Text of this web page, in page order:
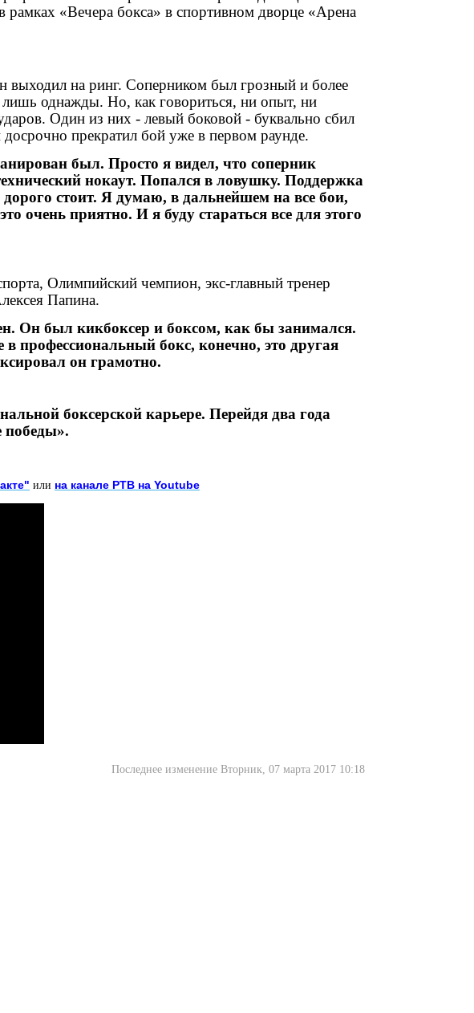
рамках «Вечера бокса» в спортивном дворце «Арена
на ринг. Соперником был грозный и более
однажды. Но, как говориться, ни опыт, ни
Один из них - левый боковой - буквально сбил
прекратил бой уже в первом раунде.
был. Просто я видел, что соперник
нокаут. Попался в ловушку. Поддержка
стоит. Я думаю, в дальнейшем на все бои,
очень приятно. И я буду стараться все для этого
Олимпийский чемпион, экс-главный тренер
Папина.
Он был кикбоксер и боксом, как бы занимался.
профессиональный бокс, конечно, это другая
он грамотно.
боксерской карьере. Перейдя два года
победы».
или на канале РТВ на Youtube
Последнее изменение Вторник, 07 марта 2017 10:18